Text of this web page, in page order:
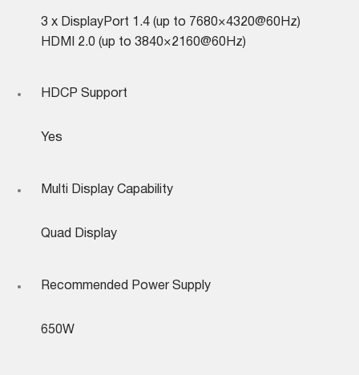
3 x DisplayPort 1.4 (up to 7680×4320@60Hz)
HDMI 2.0 (up to 3840×2160@60Hz)
HDCP Support
Yes
Multi Display Capability
Quad Display
Recommended Power Supply
650W